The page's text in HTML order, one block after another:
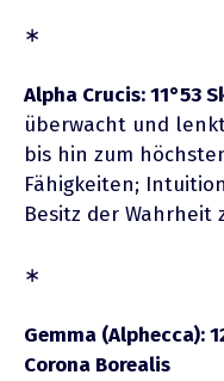
∗
Alpha Crucis: 11°53
überwacht und
bis hin zum
Fähigkeiten;
Besitz der Wahrheit
∗
Gemma (Alphecca):
Corona Borealis